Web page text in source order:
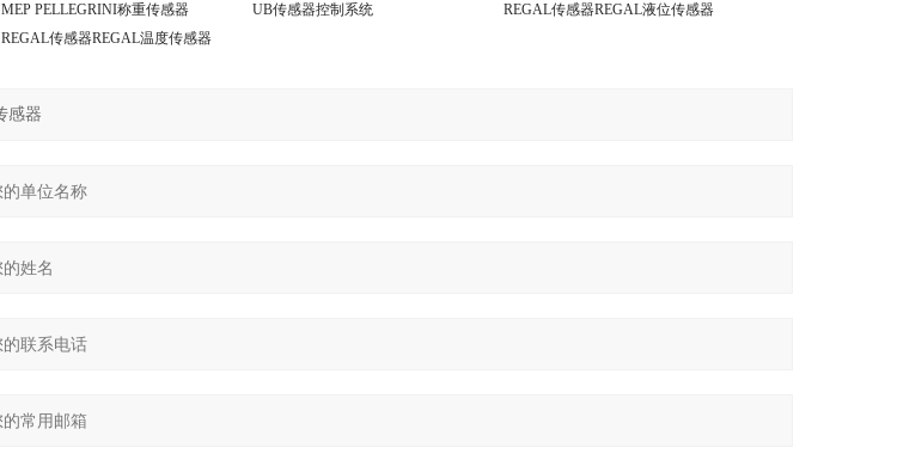
MEP PELLEGRINI称重传感器 UB传感器控制系统
REGAL传感器REGAL液位传感器
REGAL传感器REGAL温度传感器